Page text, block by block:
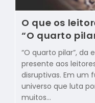
O que os
“O quarto
“O quarto pilar”, da
presente aos
disruptivas. Em um
universo que luta
muitos…